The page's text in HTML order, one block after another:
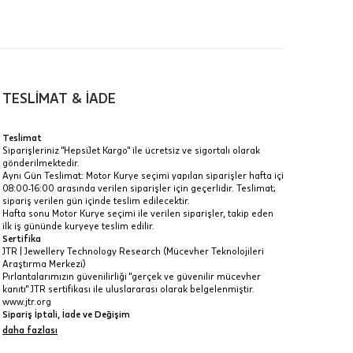
ancak
Taksit Toplamı
26.370 ₺
26.370 ₺
TESLİMAT & İADE
Teslimat
Siparişleriniz "HepsiJet Kargo" ile ücretsiz ve sigortalı olarak
gönderilmektedir.
Aynı Gün Teslimat: Motor Kurye seçimi yapılan siparişler hafta içi
08:00-16:00 arasında verilen siparişler için geçerlidir. Teslimat;
sipariş verilen gün içinde teslim edilecektir.
Hafta sonu Motor Kurye seçimi ile verilen siparişler, takip eden
ilk iş gününde kuryeye teslim edilir.
Sertifika
JTR | Jewellery Technology Research (Mücevher Teknolojileri
Araştırma Merkezi)
Pırlantalarımızın güvenilirliği "gerçek ve güvenilir mücevher
kanıtı" JTR sertifikası ile uluslararası olarak belgelenmiştir.
www.jtr.org
Sipariş İptali, İade ve Değişim
İptal: Kargoya verilmeyen veya faturası oluşmayan siparişlerinizi
daha fazlası